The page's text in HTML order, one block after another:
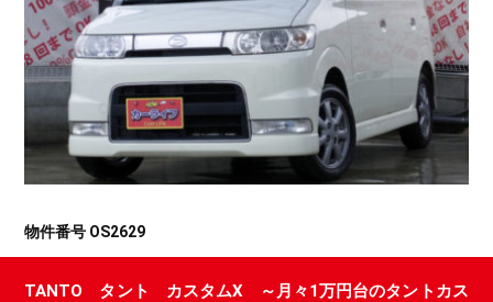
物件番号 OS2629
TANTO タント カスタムX ～月々1万円台のタントカス